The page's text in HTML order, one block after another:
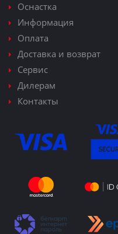
Оснастка
Информация
Оплата
Доставка и возврат
Сервис
Дилерам
Контакты